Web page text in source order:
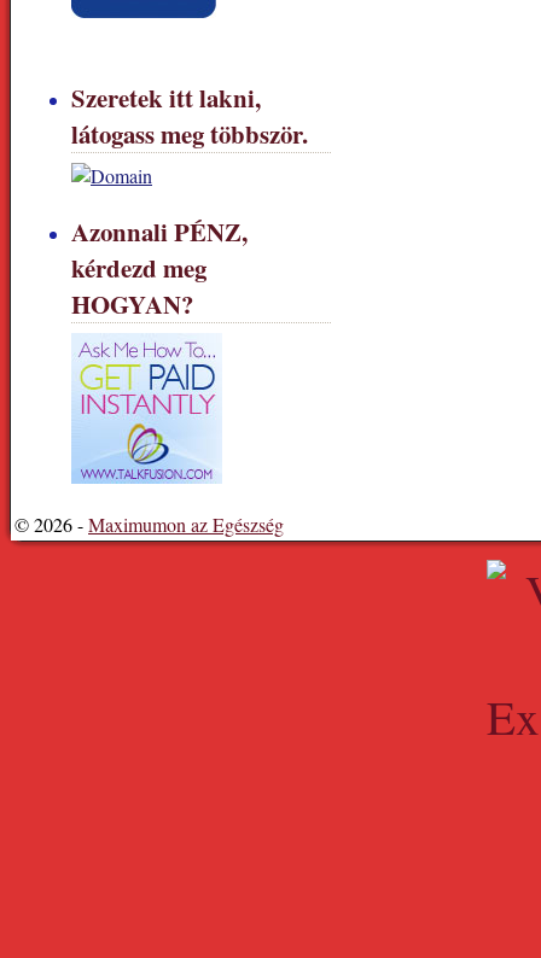
Szeretek itt lakni,
látogass meg többször.
Azonnali PÉNZ,
kérdezd meg
HOGYAN?
© 2026 -Maximumon az Egészség